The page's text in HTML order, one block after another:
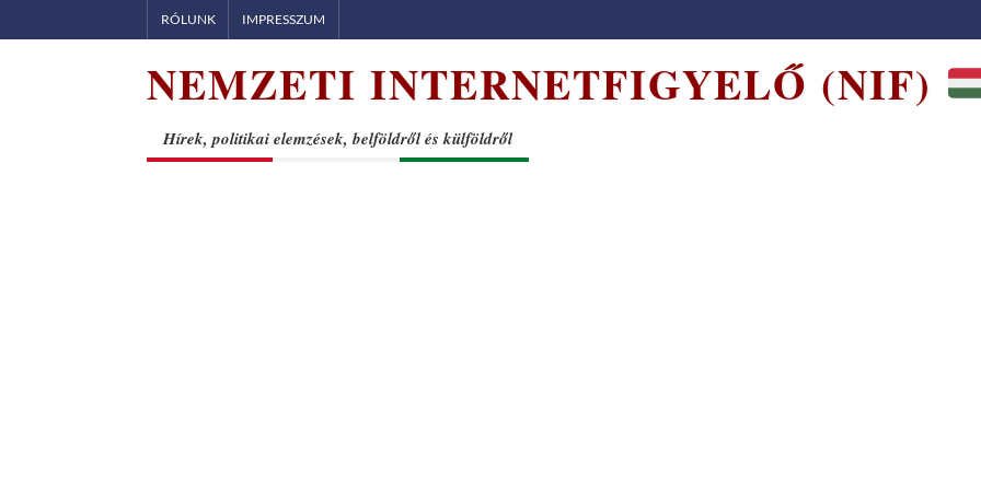
to
RÓLUNK IMPRESSZUM
NEMZETI INTERNETFIGYELŐ (NIF)
Hírek, politikai elemzések, belföldről és külföldről